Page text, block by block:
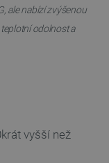
ale nabízí zvýšenou
odolnost a
vyšší než